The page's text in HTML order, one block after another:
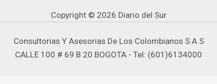
Copyright © 2026 Diario del Sur
Consultorias Y Asesorias De Los Colombianos S A S
CALLE 100 # 69 B 20 BOGOTA - Tel: (601)6134000